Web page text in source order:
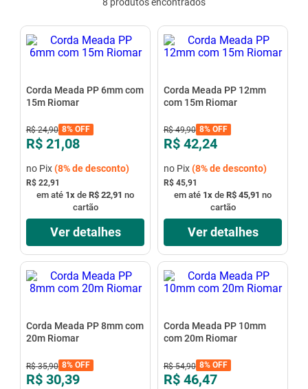
Corda Meada PP 6mm com
15m Riomar
R$ 24,90 8%OFF
R$ 21,08
no Pix(8%de desconto)
R$ 22,91
em até 1x de R$ 22,91 no
cartão
Ver detalhes
Corda Meada PP 12mm
com 15m Riomar
R$ 49,90 8%OFF
R$ 42,24
no Pix(8%de desconto)
R$ 45,91
em até 1x de R$ 45,91 no
cartão
Ver detalhes
Corda Meada PP 8mm com
20m Riomar
R$ 35,90 8%OFF
R$ 30,39
Corda Meada PP 10mm
com 20m Riomar
R$ 54,90 8%OFF
R$ 46,47
10º ar condicionado